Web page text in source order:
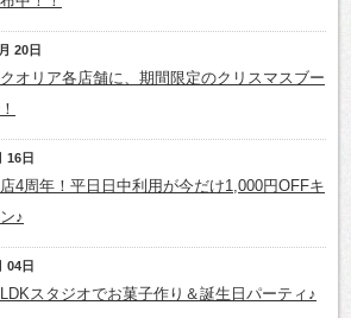
20日
オリア各店舗に、期間限定のクリスマスブー
16日
4周年！平日日中利用が今だけ1,000円OFFキ
♪
04日
スタジオでお菓子作り＆誕生日パーティ♪